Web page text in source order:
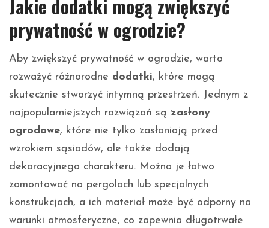
Jakie dodatki mogą zwiększyć
prywatność w ogrodzie?
Aby zwiększyć prywatność w ogrodzie, warto
rozważyć różnorodne dodatki, które mogą
skutecznie stworzyć intymną przestrzeń. Jednym z
najpopularniejszych rozwiązań są zasłony
ogrodowe, które nie tylko zasłaniają przed
wzrokiem sąsiadów, ale także dodają
dekoracyjnego charakteru. Można je łatwo
zamontować na pergolach lub specjalnych
konstrukcjach, a ich materiał może być odporny na
warunki atmosferyczne, co zapewnia długotrwałe